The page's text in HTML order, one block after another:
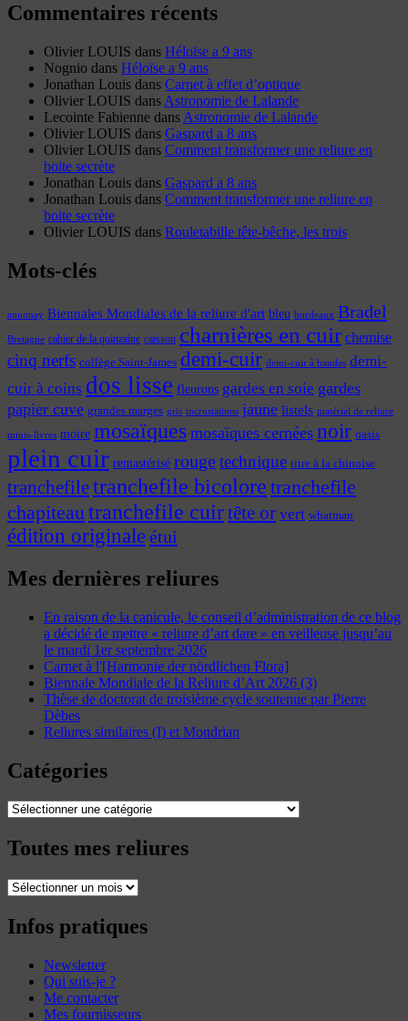
Commentaires récents
Olivier LOUIS dans Héloïse a 9 ans
Nognio dans Héloïse a 9 ans
Jonathan Louis dans Carnet à effet d’optique
Olivier LOUIS dans Astronomie de Lalande
Lecointe Fabienne dans Astronomie de Lalande
Olivier LOUIS dans Gaspard a 8 ans
Olivier LOUIS dans Comment transformer une reliure en
boite secrète
Jonathan Louis dans Gaspard a 8 ans
Jonathan Louis dans Comment transformer une reliure en
boite secrète
Olivier LOUIS dans Rouletabille tête-bêche, les trois
Mots-clés
annonay Biennales Mondiales de la reliure d'art bleu bordeaux Bradel
Bretagne cahier de la quinzaine caisson charnières en cuir chemise
cinq nerfs collège Saint-James demi-cuir demi-cuir à bandes demi-
cuir à coins dos lisse fleurons gardes en soie gardes
papier cuve grandes marges gris incrustations jaune listels matériel de reliure
minis-livres moire mosaïques mosaïques cernées noir oasis
plein cuir remastérisé rougetechnique titre à la chinoise
tranchefiletranchefile bicolore tranchefile
chapiteau tranchefile cuirtête or vert whatman
édition originaleétui
Mes dernières reliures
En raison de la canicule, le conseil d’administration de ce blog
a décidé de mettre « reliure d’art dare » en veilleuse jusqu’au
le mardi 1er septembre 2026
Carnet à l'[Harmonie der nördlichen Flora]
Biennale Mondiale de la Reliure d’Art 2026 (3)
Thèse de doctorat de troisième cycle soutenue par Pierre
Dèbes
Reliures similaires (I) et Mondrian
Catégories
Catégories
Toutes mes reliures
Toutes
reliures
Infos pratiques
Newsletter
Qui suis-je ?
Me contacter
Mes fournisseurs